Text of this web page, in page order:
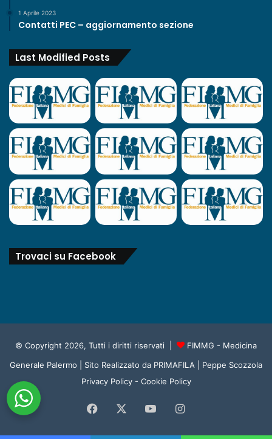
1 Aprile 2023
Contatti PEC – aggiornamento sezione
Last Modified Posts
Trovaci su Facebook
© Copyright 2026, Tutti i diritti riservati |
FIMMG - Medicina
Generale Palermo | Sito Realizzato da PRIMAFILA | Peppe Scozzola
Privacy Policy- Cookie Policy
Facebook Instagram